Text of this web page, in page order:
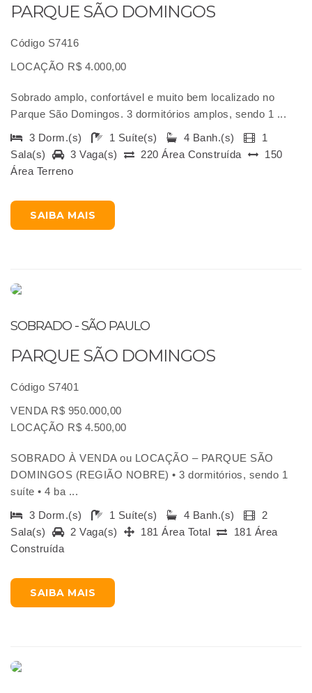
PARQUE SÃO DOMINGOS
Código S7416
LOCAÇÃO R$ 4.000,00
Sobrado amplo, confortável e muito bem localizado no
Parque São Domingos. 3 dormitórios amplos, sendo 1 ...
3 Dorm.(s)
1 Suíte(s) 4 Banh.(s)
1
Sala(s)
3 Vaga(s) 220 Área Construída
150
Área Terreno
SAIBA MAIS
SOBRADO - SÃO PAULO
PARQUE SÃO DOMINGOS
Código S7401
VENDA R$ 950.000,00
LOCAÇÃO R$ 4.500,00
SOBRADO À VENDA ou LOCAÇÃO – PARQUE SÃO
DOMINGOS (REGIÃO NOBRE) • 3 dormitórios, sendo 1
suíte • 4 ba ...
3 Dorm.(s)
1 Suíte(s) 4 Banh.(s)
2
Sala(s)
2 Vaga(s) 181 Área Total
181 Área
Construída
SAIBA MAIS